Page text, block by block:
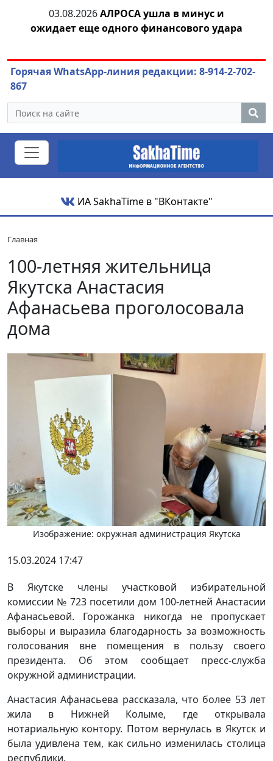
03.08.2026АЛРОСА ушла в минус и
ожидает еще одного финансового удара
Горячая WhatsApp-линия редакции: 8-914-2-702-
867
ИА SakhaTime в "ВКонтакте"
Главная
100-летняя жительница
Якутска Анастасия
Афанасьева проголосовала
дома
Изображение: окружная администрация Якутска
15.03.2024 17:47
В Якутске члены участковой избирательной
комиссии № 723 посетили дом 100-летней Анастасии
Афанасьевой. Горожанка никогда не пропускает
выборы и выразила благодарность за возможность
голосования вне помещения в пользу своего
президента. Об этом сообщает пресс-служба
окружной администрации.
Анастасия Афанасьева рассказала, что более 53 лет
жила в Нижней Колыме, где открывала
нотариальную контору. Потом вернулась в Якутск и
была удивлена тем, как сильно изменилась столица
республики.